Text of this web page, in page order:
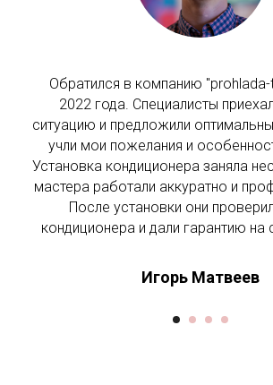
Обратился в компанию
2022 года. Специалисты
ситуацию и предложили
учли мои пожелания и
Установка кондиционера заняла
мастера работали аккуратно и
После установки они
кондиционера и дали гарантию
Игорь Матвеев